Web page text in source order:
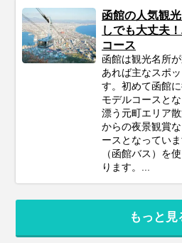
函館の人気観
しでも大丈夫
コース
函館は観光名所
あれば主なスポ
す。初めて函館
モデルコースと
漂う元町エリア
からの夜景観賞
ースとなってい
（函館バス）を
ります。...
もっと見